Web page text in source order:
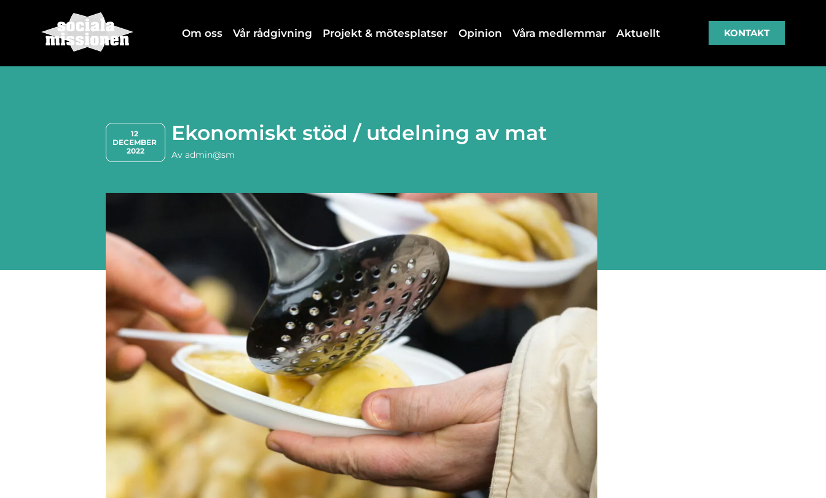
Om oss Vår rådgivning Projekt & mötesplatser Opinion Våra medlemmar Aktuellt KONTAKT
12
DECEMBER
2022
Ekonomiskt stöd / utdelning av mat
Av admin@sm